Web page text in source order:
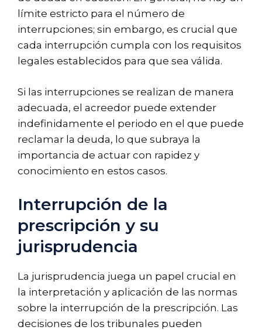
límite estricto para el número de
interrupciones; sin embargo, es crucial que
cada interrupción cumpla con los requisitos
legales establecidos para que sea válida.
Si las interrupciones se realizan de manera
adecuada, el acreedor puede extender
indefinidamente el periodo en el que puede
reclamar la deuda, lo que subraya la
importancia de actuar con rapidez y
conocimiento en estos casos.
Interrupción de la
prescripción y su
jurisprudencia
La jurisprudencia juega un papel crucial en
la interpretación y aplicación de las normas
sobre la interrupción de la prescripción. Las
decisiones de los tribunales pueden